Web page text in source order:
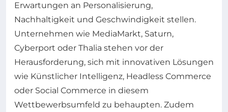
Erwartungen an Personalisierung,
Nachhaltigkeit und Geschwindigkeit stellen.
Unternehmen wie MediaMarkt, Saturn,
Cyberport oder Thalia stehen vor der
Herausforderung, sich mit innovativen Lösungen
wie Künstlicher Intelligenz, Headless Commerce
oder Social Commerce in diesem
Wettbewerbsumfeld zu behaupten. Zudem